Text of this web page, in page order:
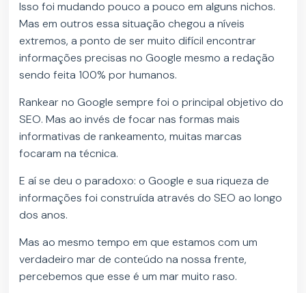
Isso foi mudando pouco a pouco em alguns nichos.
Mas em outros essa situação chegou a níveis
extremos, a ponto de ser muito difícil encontrar
informações precisas no Google mesmo a redação
sendo feita 100% por humanos.
Rankear no Google sempre foi o principal objetivo do
SEO. Mas ao invés de focar nas formas mais
informativas de rankeamento, muitas marcas
focaram na técnica.
E aí se deu o paradoxo: o Google e sua riqueza de
informações foi construída através do SEO ao longo
dos anos.
Mas ao mesmo tempo em que estamos com um
verdadeiro mar de conteúdo na nossa frente,
percebemos que esse é um mar muito raso.